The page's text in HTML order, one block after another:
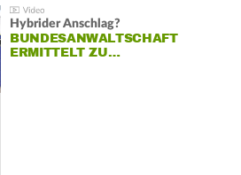
Hybrider Anschlag?
BUNDESANWALTSCHAFT
ERMITTELT ZU…